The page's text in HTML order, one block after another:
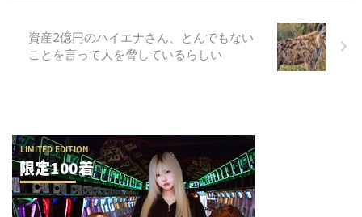
資産2億円のハイエナさん、とんでもない
ことを言って人を脅しているらしい